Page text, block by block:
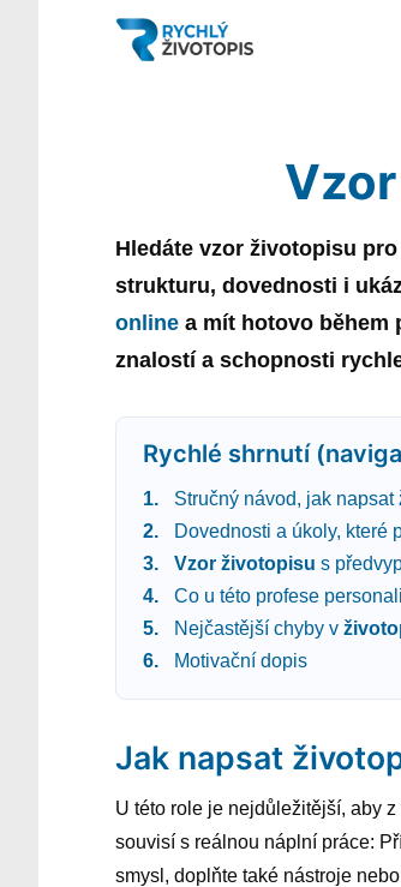
Hledáte vzor životopisu
strukturu, dovednosti i
online a mít hotovo během
znalostí a schopnosti
Rychlé shrnutí
Stručný návod, jak napsat
Dovednosti a úkoly, které
Vzor životopisu s
Co u této profese
Nejčastější chyby v
Motivační dopis
Jak napsat
U této role je nejdůležitější, aby
souvisí s reálnou náplní práce:
smysl, doplňte také nástroje